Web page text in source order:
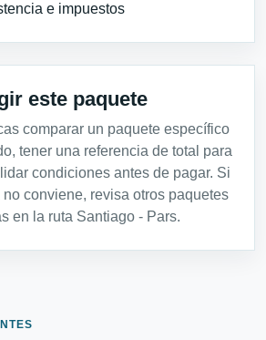
e impuestos
este paquete
comparar un paquete específico
tener una referencia de total para
condiciones antes de pagar. Si
conviene, revisa otros paquetes
en la ruta Santiago - Pars.